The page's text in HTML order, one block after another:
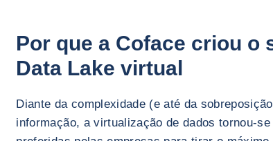
Por que a Coface criou o
Data Lake virtual
Diante da complexidade (e até da
informação, a virtualização de dados tornou-